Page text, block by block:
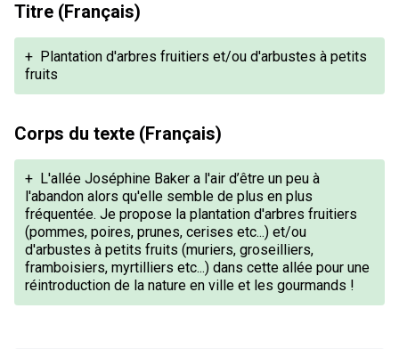
Titre (Français)
+ Plantation d'arbres fruitiers et/ou d'arbustes à petits
fruits
Corps du texte (Français)
+ L'allée Joséphine Baker a l'air d’être un peu à
l'abandon alors qu'elle semble de plus en plus
fréquentée. Je propose la plantation d'arbres fruitiers
(pommes, poires, prunes, cerises etc...) et/ou
d'arbustes à petits fruits (muriers, groseilliers,
framboisiers, myrtilliers etc...) dans cette allée pour une
réintroduction de la nature en ville et les gourmands !